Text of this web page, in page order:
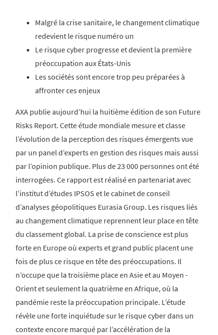
Malgré la crise sanitaire, le changement climatique
redevient le risque numéro un
Le risque cyber progresse et devient la première
préoccupation aux États-Unis
Les sociétés sont encore trop peu préparées à
affronter ces enjeux
AXA publie aujourd’hui la huitième édition de son Future
Risks Report. Cette étude mondiale mesure et classe
l’évolution de la perception des risques émergents vue
par un panel d’experts en gestion des risques mais aussi
par l’opinion publique. Plus de 23 000 personnes ont été
interrogées. Ce rapport est réalisé en partenariat avec
l’institut d’études IPSOS et le cabinet de conseil
d’analyses géopolitiques Eurasia Group. Les risques liés
au changement climatique reprennent leur place en tête
du classement global. La prise de conscience est plus
forte en Europe où experts et grand public placent une
fois de plus ce risque en tête des préoccupations. Il
n’occupe que la troisième place en Asie et au Moyen -
Orient et seulement la quatrième en Afrique, où la
pandémie reste la préoccupation principale. L’étude
révèle une forte inquiétude sur le risque cyber dans un
contexte encore marqué par l’accélération de la